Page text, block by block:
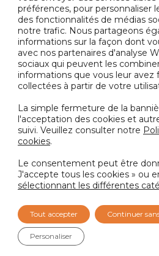
ou consultez notre site Web.
RETOUR AUX
PRÉCÉDENTE
En quoi
aider
mettrons en relation avec
préférences, pour personnaliser
des fonctionnalités de médias
notre trafic. Nous partageons
informations sur la façon dont
avec nos partenaires d'analyse
sociaux qui peuvent les
informations que vous leur avez
collectées à partir de votre
La simple fermeture de la
l'acceptation des cookies et
suivi. Veuillez consulter notre
cookies.
Le consentement peut être
J'accepte tous les cookies » ou
sélectionnant les différentes
Tout accepter Continuer
Personaliser